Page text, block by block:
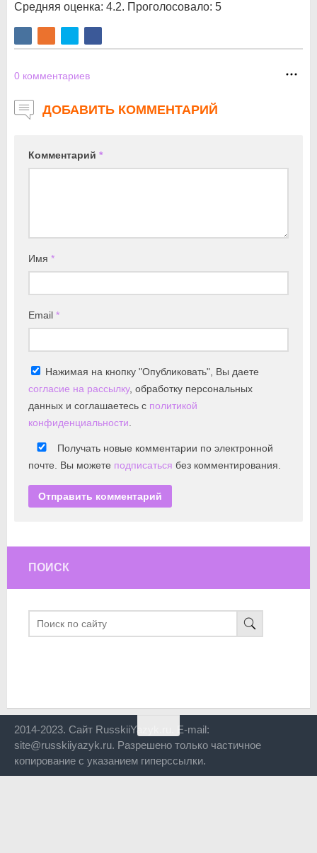
Средняя оценка: 4.2. Проголосовало: 5
0 комментариев
ДОБАВИТЬ КОММЕНТАРИЙ
Комментарий *
Имя *
Email *
Нажимая на кнопку "Опубликовать", Вы даете
согласие на рассылку, обработку персональных
данных и соглашаетесь с политикой
конфиденциальности
Получать новые комментарии по электронной
почте. Вы можете подписаться без комментирования.
ПОИСК
2014-2023. Сайт RusskiiYazyk.ru. E-mail:
site@russkiiyazyk.ru. Разрешено только частичное
копирование с указанием гиперссылки.